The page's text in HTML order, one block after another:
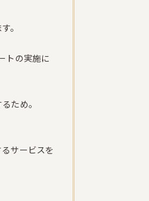
。
トの実施に
ため。
サービスを